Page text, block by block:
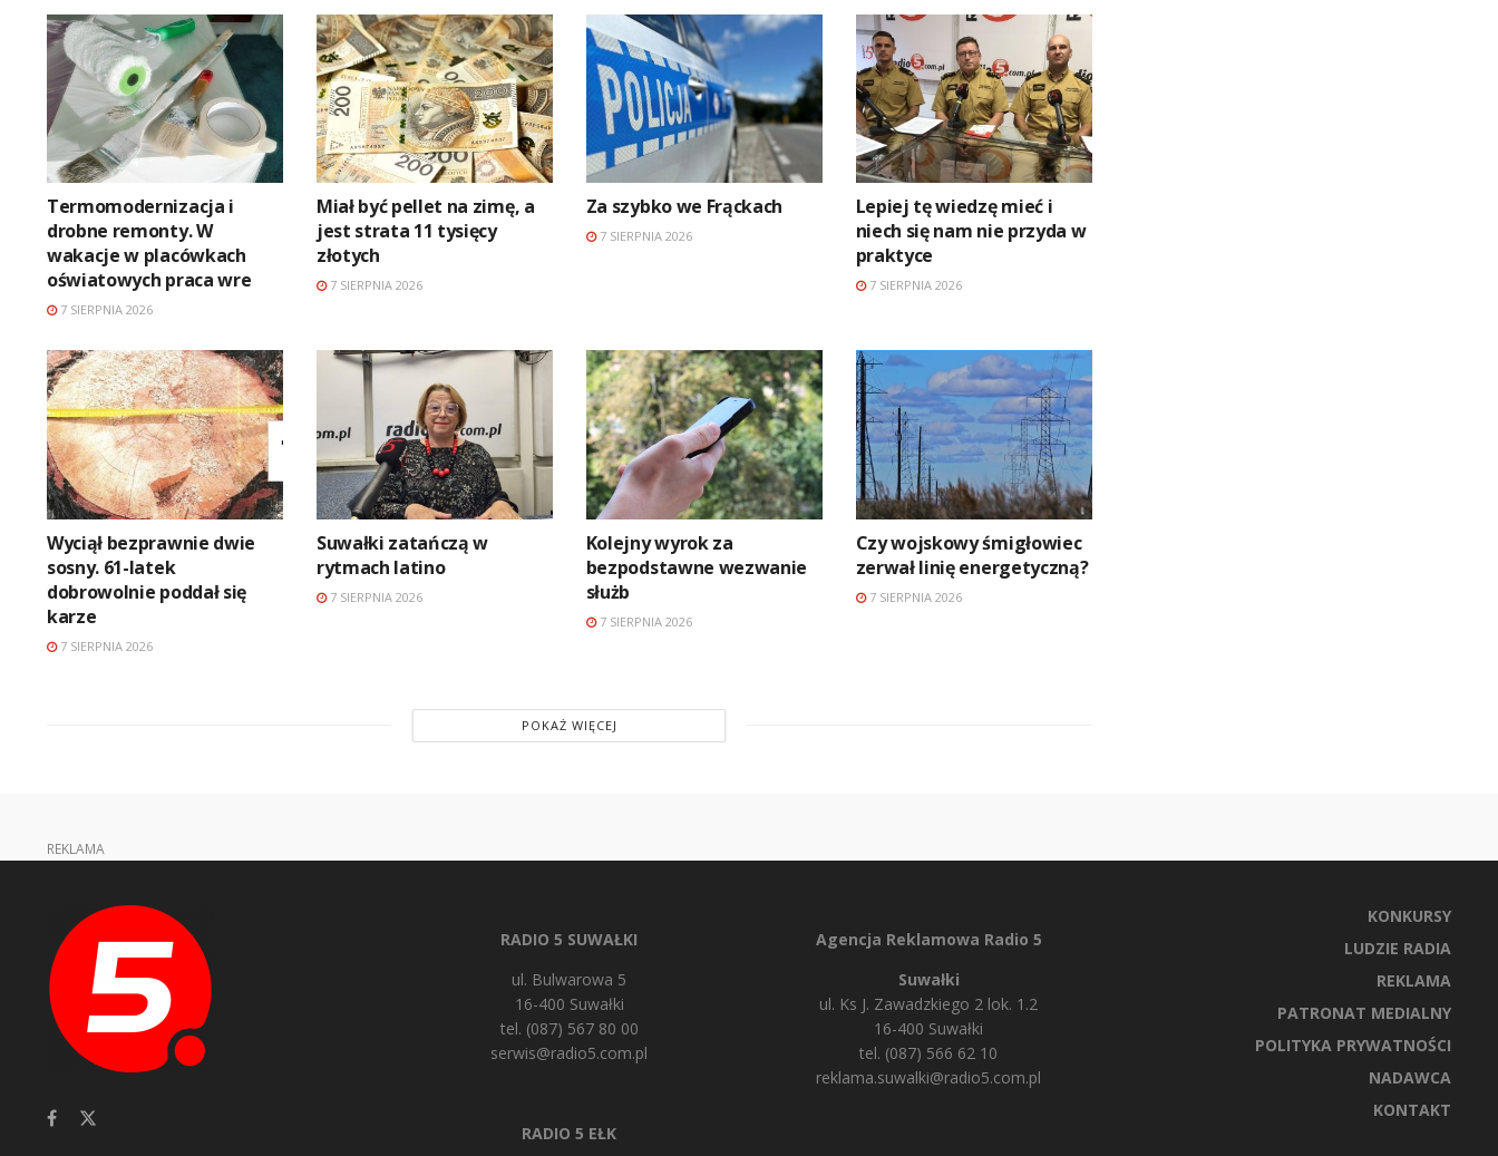
Termomodernizacja i
drobne remonty. W
wakacje w placówkach
oświatowych praca wre
7 SIERPNIA 2026
Miał być pellet na zimę, a
jest strata 11 tysięcy
złotych
7 SIERPNIA 2026
Za szybko we Frąckach
7 SIERPNIA 2026
Lepiej tę wiedzę mieć i
niech się nam nie przyda w
praktyce
7 SIERPNIA 2026
Wyciął bezprawnie dwie
sosny. 61-latek
dobrowolnie poddał się
karze
7 SIERPNIA 2026
Suwałki zatańczą w
rytmach latino
7 SIERPNIA 2026
Kolejny wyrok za
bezpodstawne wezwanie
służb
7 SIERPNIA 2026
Czy wojskowy śmigłowiec
zerwał linię energetyczną?
7 SIERPNIA 2026
POKAŻ WIĘCEJ
REKLAMA
RADIO 5 SUWAŁKI
ul. Bulwarowa 5
16-400 Suwałki
tel. (087) 567 80 00
serwis@radio5.com.pl
RADIO 5 EŁK
Agencja Reklamowa Radio 5
Suwałki
ul. Ks J. Zawadzkiego 2 lok. 1.2
16-400 Suwałki
tel. (087) 566 62 10
reklama.suwalki@radio5.com.pl
KONKURSY
LUDZIE RADIA
REKLAMA
PATRONAT MEDIALNY
POLITYKA PRYWATNOŚCI
NADAWCA
KONTAKT